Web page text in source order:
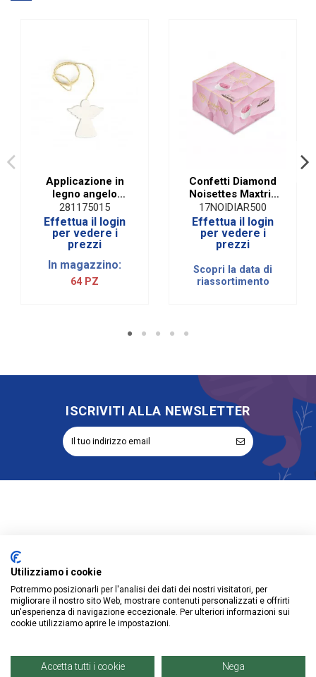
Applicazione in
legno angelo
bianco (24 pz)
281175015
Effettua il login
per vedere i
prezzi
In magazzino:
64 PZ
Confetti Diamond
Noisettes Maxtris
Rosa| 500 Gr
17NOIDIAR500
Effettua il login
per vedere i
prezzi
Scopri la data di
riassortimento
ISCRIVITI ALLA NEWSLETTER
Account
Prodotti
© Copyright 2021 | Denaro Distribuzione Srl. |
Utilizziamo i cookie
Potremmo posizionarli per l'analisi dei dati dei nostri visitatori, per
migliorare il nostro sito Web, mostrare contenuti personalizzati e offrirti
un'esperienza di navigazione eccezionale. Per ulteriori informazioni sui
cookie utilizziamo aprire le impostazioni.
Accetta tutti i cookie Nega